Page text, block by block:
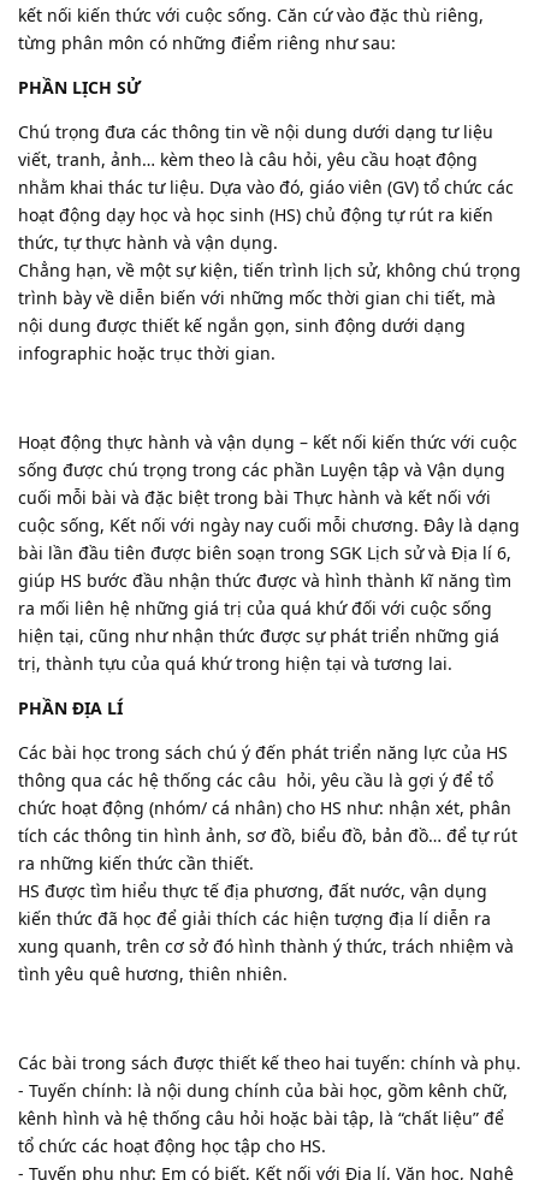
kết nối kiến thức với cuộc sống. Căn cứ vào đặc thù riêng,
từng phân môn có những điểm riêng như sau:
PHẦN LỊCH SỬ
Chú trọng đưa các thông tin về nội dung dưới dạng tư liệu
viết, tranh, ảnh… kèm theo là câu hỏi, yêu cầu hoạt động
nhằm khai thác tư liệu. Dựa vào đó, giáo viên (GV) tổ chức các
hoạt động dạy học và học sinh (HS) chủ động tự rút ra kiến
thức, tự thực hành và vận dụng.
Chẳng hạn, về một sự kiện, tiến trình lịch sử, không chú trọng
trình bày về diễn biến với những mốc thời gian chi tiết, mà
nội dung được thiết kế ngắn gọn, sinh động dưới dạng
infographic hoặc trục thời gian.
Hoạt động thực hành và vận dụng – kết nối kiến thức với cuộc
sống được chú trọng trong các phần Luyện tập và Vận dụng
cuối mỗi bài và đặc biệt trong bài Thực hành và kết nối với
cuộc sống, Kết nối với ngày nay cuối mỗi chương. Đây là dạng
bài lần đầu tiên được biên soạn trong SGK Lịch sử và Địa lí 6,
giúp HS bước đầu nhận thức được và hình thành kĩ năng tìm
ra mối liên hệ những giá trị của quá khứ đối với cuộc sống
hiện tại, cũng như nhận thức được sự phát triển những giá
trị, thành tựu của quá khứ trong hiện tại và tương lai.
PHẦN ĐỊA LÍ
Các bài học trong sách chú ý đến phát triển năng lực của HS
thông qua các hệ thống các câu hỏi, yêu cầu là gợi ý để tổ
chức hoạt động (nhóm/ cá nhân) cho HS như: nhận xét, phân
tích các thông tin hình ảnh, sơ đồ, biểu đồ, bản đồ… để tự rút
ra những kiến thức cần thiết.
HS được tìm hiểu thực tế địa phương, đất nước, vận dụng
kiến thức đã học để giải thích các hiện tượng địa lí diễn ra
xung quanh, trên cơ sở đó hình thành ý thức, trách nhiệm và
tình yêu quê hương, thiên nhiên.
Các bài trong sách được thiết kế theo hai tuyến: chính và phụ.
- Tuyến chính: là nội dung chính của bài học, gồm kênh chữ,
kênh hình và hệ thống câu hỏi hoặc bài tập, là “chất liệu” để
tổ chức các hoạt động học tập cho HS.
- Tuyến phụ như: Em có biết, Kết nối với Địa lí, Văn học, Nghệ